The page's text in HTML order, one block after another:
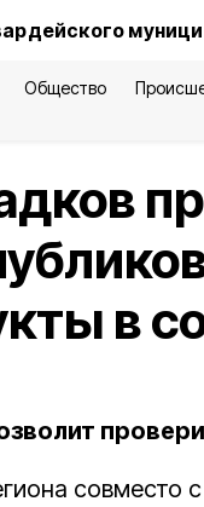
Общество
в
совместо